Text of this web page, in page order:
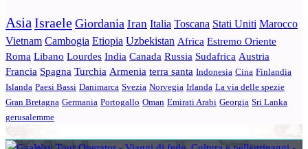
Asia Israele Giordania Iran Italia Toscana Stati Uniti Marocco
Vietnam Cambogia Etiopia Uzbekistan Africa Estremo Oriente
Roma Libano Lourdes India Canada Russia Sudafrica Austria
Francia Spagna Turchia Armenia terra santa Indonesia Cina Finlandia
Islanda Paesi Bassi Danimarca Svezia Norvegia Irlanda La via delle spezie
Gran Bretagna Germania Portogallo Oman Emirati Arabi Georgia Sri Lanka
gerusalemme